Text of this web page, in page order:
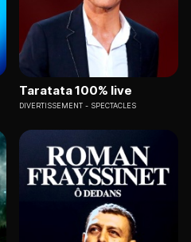
Taratata 100% live
DIVERTISSEMENT SPECTACLES